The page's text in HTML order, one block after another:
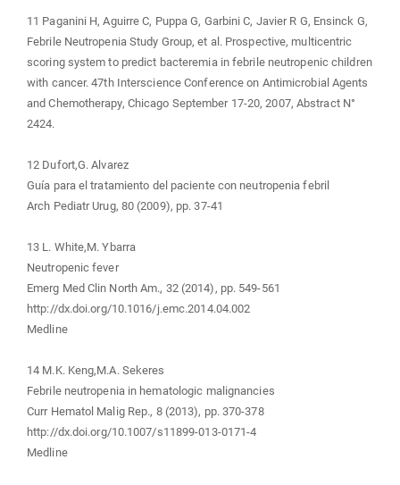
11 Paganini H, Aguirre C, Puppa G, Garbini C, Javier R G, Ensinck G,
Febrile Neutropenia Study Group, et al. Prospective, multicentric
scoring system to predict bacteremia in febrile neutropenic children
with cancer. 47th Interscience Conference on Antimicrobial Agents
and Chemotherapy, Chicago September 17-20, 2007, Abstract N°
2424.
12 Dufort,G. Alvarez
Guía para el tratamiento del paciente con neutropenia febril
Arch Pediatr Urug, 80 (2009), pp. 37-41
13 L. White,M. Ybarra
Neutropenic fever
Emerg Med Clin North Am., 32 (2014), pp. 549-561
http://dx.doi.org/10.1016/j.emc.2014.04.002
Medline
14 M.K. Keng,M.A. Sekeres
Febrile neutropenia in hematologic malignancies
Curr Hematol Malig Rep., 8 (2013), pp. 370-378
http://dx.doi.org/10.1007/s11899-013-0171-4
Medline